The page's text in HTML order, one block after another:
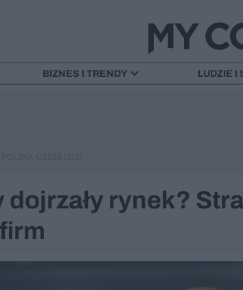
BIZNES I TRENDY LUDZIE I
dojrzały rynek?